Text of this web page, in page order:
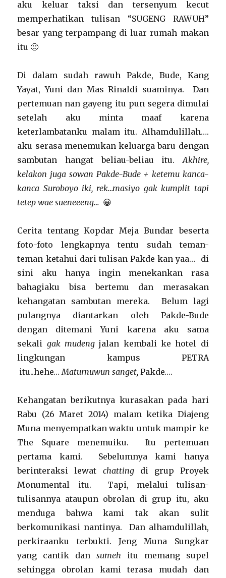
aku keluar taksi dan tersenyum kecut
memperhatikan tulisan “SUGENG RAWUH”
besar yang terpampang di luar rumah makan
itu 🙁
Di dalam sudah rawuh Pakde, Bude, Kang
Yayat, Yuni dan Mas Rinaldi suaminya. Dan
pertemuan nan gayeng itu pun segera dimulai
setelah aku minta maaf karena
keterlambatanku malam itu. Alhamdulillah….
aku serasa menemukan keluarga baru dengan
sambutan hangat beliau-beliau itu.Akhire,
kelakon juga sowan Pakde-Bude + ketemu kanca-
kanca Suroboyo iki, rek…masiyo gak kumplit tapi
tetep wae sueneeeng… 😀
Cerita tentang Kopdar Meja Bundar beserta
foto-foto lengkapnya tentu sudah teman-
teman ketahui dari tulisan Pakde kan yaa… di
sini aku hanya ingin menekankan rasa
bahagiaku bisa bertemu dan merasakan
kehangatan sambutan mereka. Belum lagi
pulangnya diantarkan oleh Pakde-Bude
dengan ditemani Yuni karena aku sama
sekali gak mudeng jalan kembali ke hotel di
lingkungan kampus PETRA
itu..hehe…Maturnuwun sanget,Pakde….
Kehangatan berikutnya kurasakan pada hari
Rabu (26 Maret 2014) malam ketika Diajeng
Muna menyempatkan waktu untuk mampir ke
The Square menemuiku. Itu pertemuan
pertama kami. Sebelumnya kami hanya
berinteraksi lewat chatting di grup Proyek
Monumental itu. Tapi, melalui tulisan-
tulisannya ataupun obrolan di grup itu, aku
menduga bahwa kami tak akan sulit
berkomunikasi nantinya. Dan alhamdulillah,
perkiraanku terbukti. Jeng Muna Sungkar
yang cantik dan sumeh itu memang supel
sehingga obrolan kami terasa mudah dan